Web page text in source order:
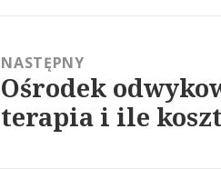
NASTĘPNY
Następny
wpis:
Ośrodek
terapia i ile